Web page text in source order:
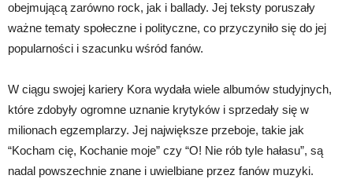
obejmującą zarówno rock, jak i ballady. Jej teksty poruszały
ważne tematy społeczne i polityczne, co przyczyniło się do jej
popularności i szacunku wśród fanów.
W ciągu swojej kariery Kora wydała wiele albumów studyjnych,
które zdobyły ogromne uznanie krytyków i sprzedały się w
milionach egzemplarzy. Jej największe przeboje, takie jak
“Kocham cię, Kochanie moje” czy “O! Nie rób tyle hałasu”, są
nadal powszechnie znane i uwielbiane przez fanów muzyki.